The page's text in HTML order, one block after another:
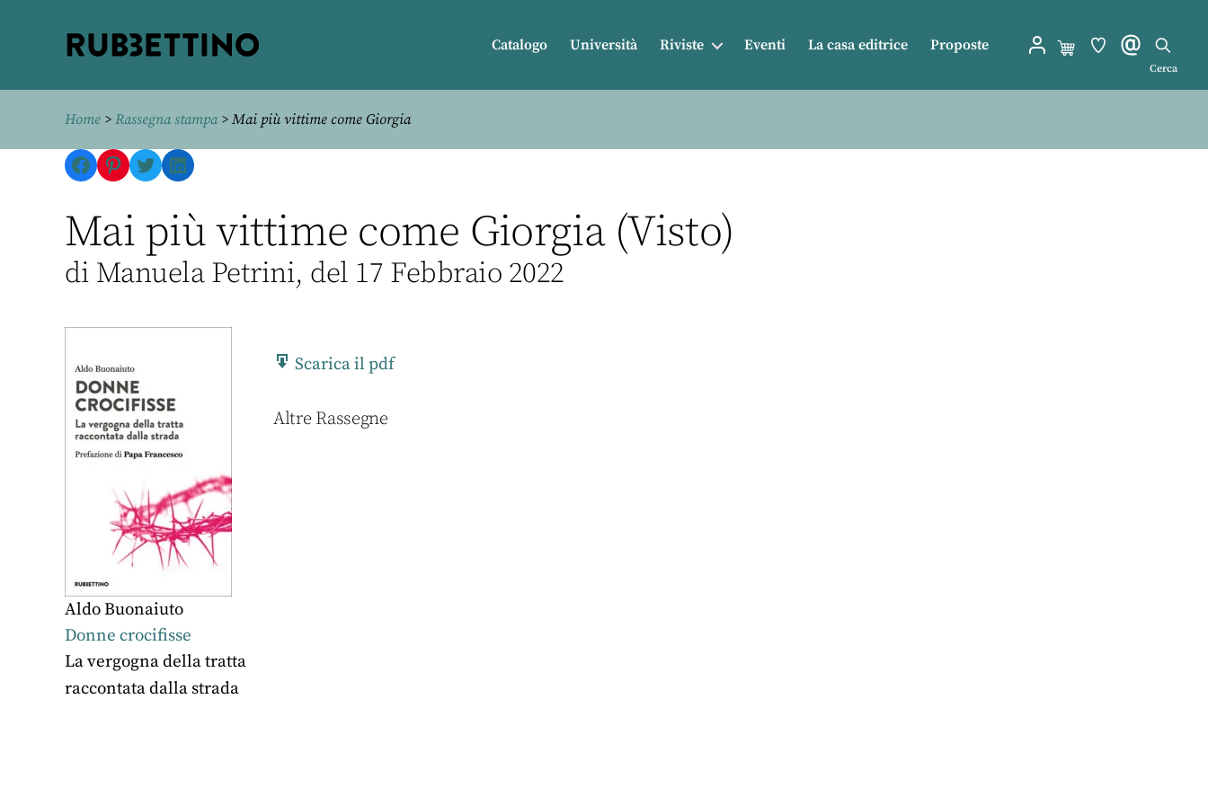
Catalogo Università Riviste Eventi La casa editrice Proposte
Cerca
Home > Rassegna stampa> Mai più vittime come Giorgia
Facebook
Pinterest
TwitterLinkedIn
Mai più vittime come Giorgia (Visto)
di Manuela Petrini, del 17 Febbraio 2022
Aldo Buonaiuto
Donne crocifisse
La vergogna della tratta
raccontata dalla strada
Scarica il pdf
Altre Rassegne